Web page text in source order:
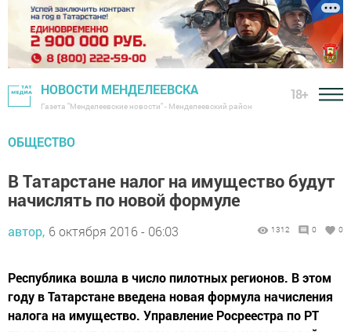
НОВОСТИ МЕНДЕЛЕЕВСКА
Газета "Менделеевские новости" - Менделеевский район
18+
ОБЩЕСТВО
В Татарстане налог на имущество будут
начислять по новой формуле
автор, 6 октября 2016 - 06:03 1312 0 0
Республика вошла в число пилотных регионов. В этом
году в Татарстане введена новая формула начисления
налога на имущество. Управление Росреестра по РТ